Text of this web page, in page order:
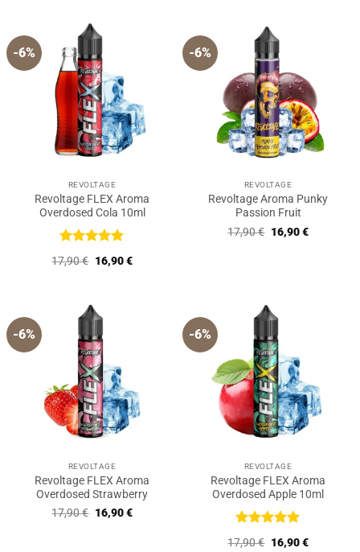
-6%
REVOLTAGE
Revoltage FLEX Aroma
Overdosed Cola 10ml
Bewertet
mit 5 von
17,90€ Ursprünglicher
Preis
16,90€Aktueller
-6%
REVOLTAGE
Revoltage Aroma Punky
Passion Fruit
17,90€ Ursprünglicher
Preis
16,90€Aktueller
-6%
REVOLTAGE
Revoltage FLEX Aroma
Overdosed Strawberry
17,90€ Ursprünglicher
Preis
16,90€Aktueller
-6%
REVOLTAGE
Revoltage FLEX Aroma
Overdosed Apple 10ml
Bewertet
mit 5 von
17,90€ Ursprünglicher
16,90€Aktueller